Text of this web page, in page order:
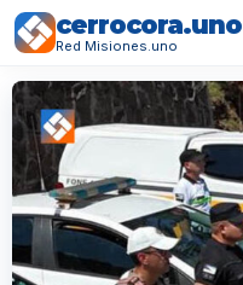
cerrocora.uno
Red Misiones.uno